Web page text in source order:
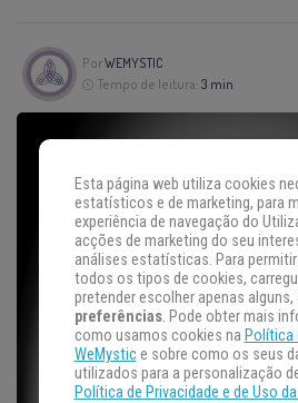
PorWEMYSTIC
Tempo de leitura: 3 min
Esta página web utiliza cookies
estatísticos e de marketing, para
experiência de navegação do
acções de marketing do seu
análises estatísticas. Para
todos os tipos de cookies,
pretender escolher apenas alguns,
preferências. Pode obter mais
como usamos cookies na Política
WeMystice sobre como os seus
utilizados para a personalização
Política de Privacidade e de Uso